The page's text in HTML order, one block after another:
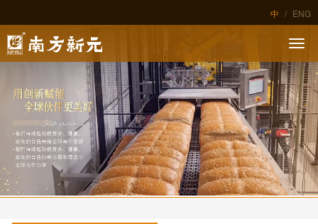
中 / ENG